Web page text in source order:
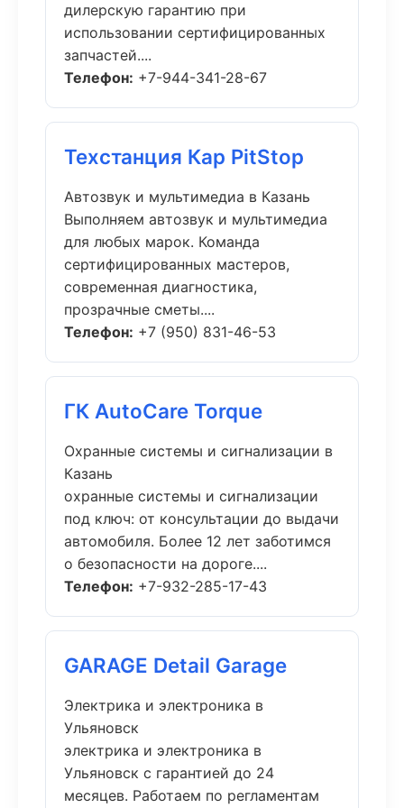
дилерскую гарантию при
использовании сертифицированных
запчастей....
Телефон: +7-944-341-28-67
Техстанция Кар PitStop
Автозвук и мультимедиа в Казань
Выполняем автозвук и мультимедиа
для любых марок. Команда
сертифицированных мастеров,
современная диагностика,
прозрачные сметы....
Телефон: +7 (950) 831-46-53
ГК AutoCare Torque
Охранные системы и сигнализации в
Казань
охранные системы и сигнализации
под ключ: от консультации до выдачи
автомобиля. Более 12 лет заботимся
о безопасности на дороге....
Телефон: +7-932-285-17-43
GARAGE Detail Garage
Электрика и электроника в
Ульяновск
электрика и электроника в
Ульяновск с гарантией до 24
месяцев. Работаем по регламентам